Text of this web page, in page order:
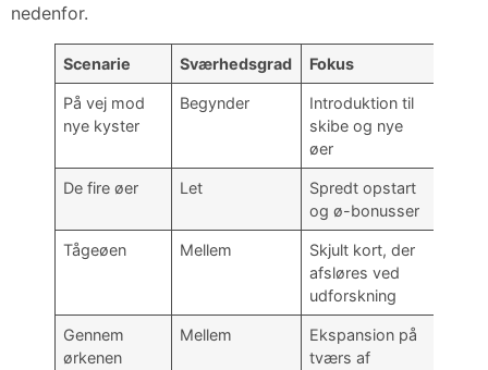
nedenfor.
Scenarie Sværhedsgrad Fokus
På vej mod
nye kyster
Begynder
Introduktion til
skibe og nye
øer
De fire øer Let
Spredt opstart
og ø-bonusser
Tågeøen Mellem
Skjult kort, der
afsløres ved
udforskning
Gennem
ørkenen
Mellem
Ekspansion på
tværs af